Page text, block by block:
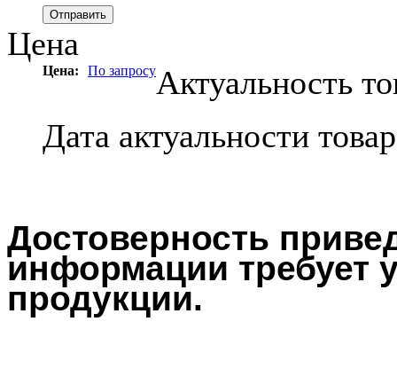
Цена
Цена: По запросуАктуальность
Дата актуальности
Достоверность
информации требует
продукции.